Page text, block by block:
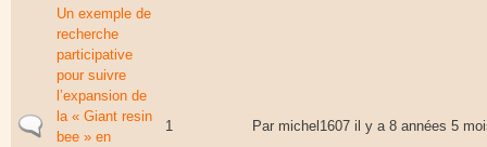
Sujet normal
Un exemple de
recherche
participative
pour suivre
l’expansion de
la « Giant resin
bee » en
1 Par michel1607 il y a 8 années 5